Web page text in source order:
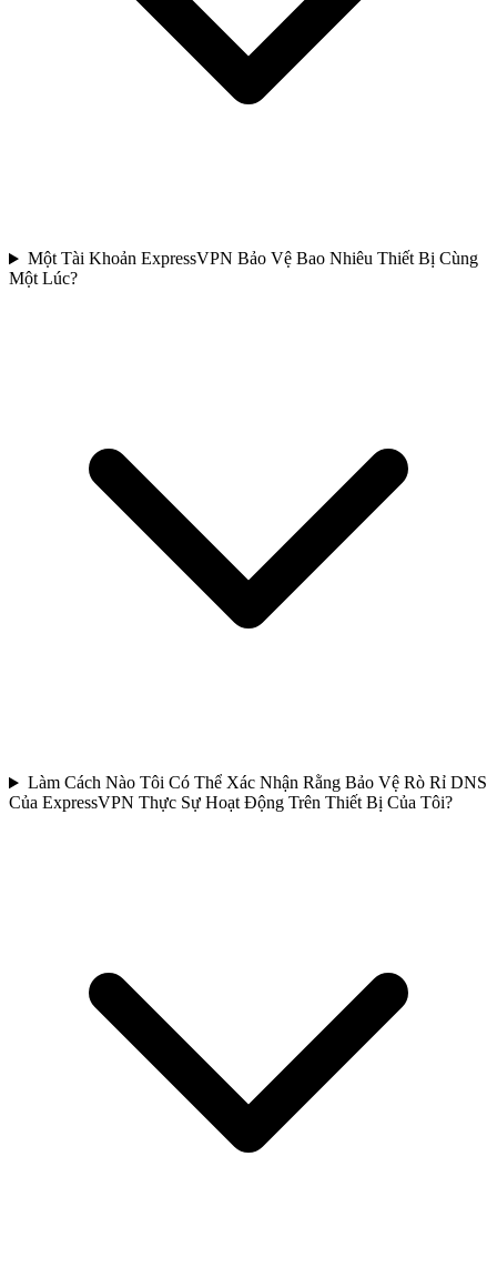
Một Tài Khoản ExpressVPN Bảo Vệ Bao Nhiêu Thiết Bị Cùng
Một Lúc?
Làm Cách Nào Tôi Có Thể Xác Nhận Rằng Bảo Vệ Rò Rỉ DNS
Của ExpressVPN Thực Sự Hoạt Động Trên Thiết Bị Của Tôi?